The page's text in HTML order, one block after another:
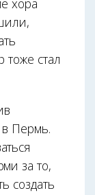
хора
стал
в Пермь.
за то,
создать